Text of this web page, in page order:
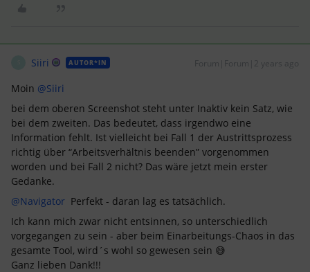
Siiri AUTOR*IN Forum|Forum|2 years ago
Moin @Siiri
bei dem oberen Screenshot steht unter Inaktiv kein Satz, wie
bei dem zweiten. Das bedeutet, dass irgendwo eine
Information fehlt. Ist vielleicht bei Fall 1 der Austrittsprozess
richtig über “Arbeitsverhältnis beenden” vorgenommen
worden und bei Fall 2 nicht? Das wäre jetzt mein erster
Gedanke.
@Navigator Perfekt - daran lag es tatsächlich.
Ich kann mich zwar nicht entsinnen, so unterschiedlich
vorgegangen zu sein - aber beim Einarbeitungs-Chaos in das
gesamte Tool, wird´s wohl so gewesen sein 😅
Ganz lieben Dank!!!